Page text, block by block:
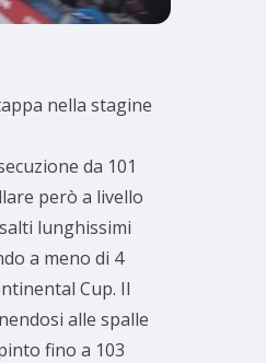
nella stagine
da 101
però a livello
lunghissimi
a meno di 4
Cup. Il
alle spalle
fino a 103